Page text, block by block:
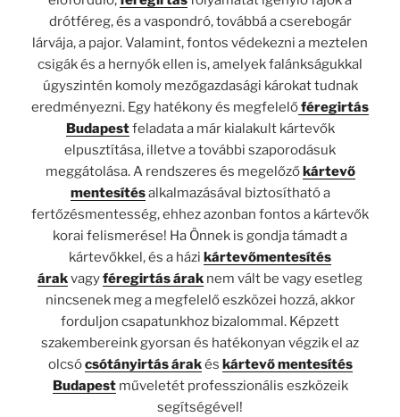
drótféreg, és a vaspondró, továbbá a cserebogár
lárvája, a pajor. Valamint, fontos védekezni a meztelen
csigák és a hernyók ellen is, amelyek falánkságukkal
úgyszintén komoly mezőgazdasági károkat tudnak
eredményezni. Egy hatékony és megfelelőféregirtás
Budapestfeladata a már kialakult kártevők
elpusztítása, illetve a további szaporodásuk
meggátolása. A rendszeres és megelőző kártevő
mentesítésalkalmazásával biztosítható a
fertőzésmentesség, ehhez azonban fontos a kártevők
korai felismerése! Ha Önnek is gondja támadt a
kártevőkkel, és a házi kártevőmentesítés
árakvagyféregirtás árak nem vált be vagy esetleg
nincsenek meg a megfelelő eszközei hozzá, akkor
forduljon csapatunkhoz bizalommal. Képzett
szakembereink gyorsan és hatékonyan végzik el az
olcsócsótányirtás árakés kártevő mentesítés
Budapestműveletét professzionális eszközeik
segítségével!